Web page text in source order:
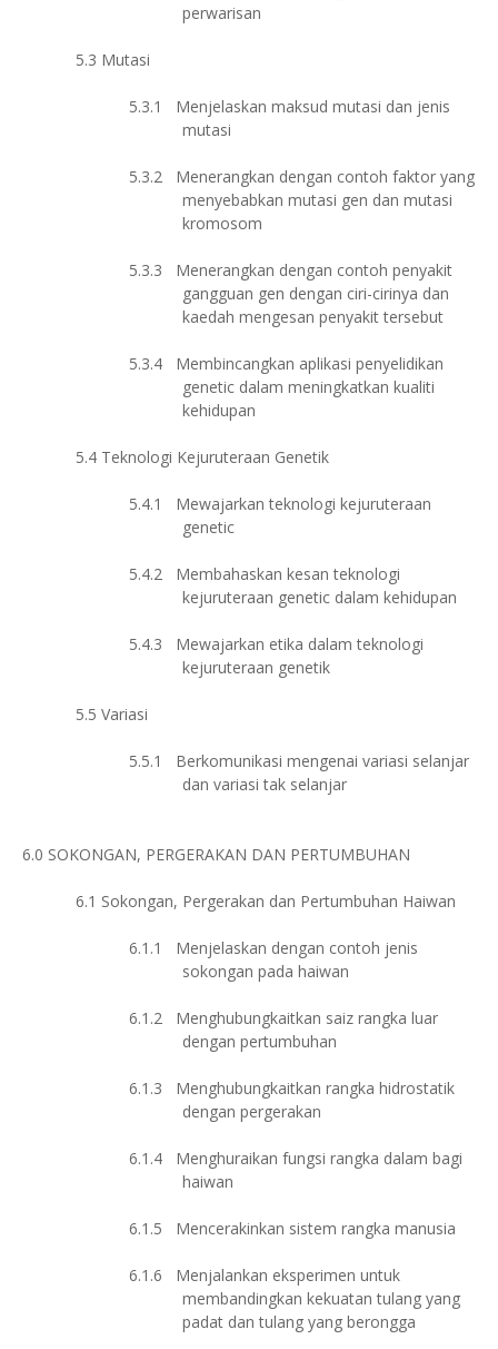
perwarisan
5.3 Mutasi
5.3.1
Menjelaskan maksud mutasi dan jenis
mutasi
5.3.2
Menerangkan dengan contoh faktor yang
menyebabkan mutasi gen dan mutasi
kromosom
5.3.3
Menerangkan dengan contoh penyakit
gangguan gen dengan ciri-cirinya dan
kaedah mengesan penyakit tersebut
5.3.4
Membincangkan aplikasi penyelidikan
genetic dalam meningkatkan kualiti
kehidupan
5.4 Teknologi Kejuruteraan Genetik
5.4.1
Mewajarkan teknologi kejuruteraan
genetic
5.4.2
Membahaskan kesan teknologi
kejuruteraan genetic dalam kehidupan
5.4.3
Mewajarkan etika dalam teknologi
kejuruteraan genetik
5.5 Variasi
5.5.1
Berkomunikasi mengenai variasi selanjar
dan variasi tak selanjar
6.0 SOKONGAN, PERGERAKAN DAN PERTUMBUHAN
6.1 Sokongan, Pergerakan dan Pertumbuhan Haiwan
6.1.1
Menjelaskan dengan contoh jenis
sokongan pada haiwan
6.1.2
Menghubungkaitkan saiz rangka luar
dengan pertumbuhan
6.1.3
Menghubungkaitkan rangka hidrostatik
dengan pergerakan
6.1.4
Menghuraikan fungsi rangka dalam bagi
haiwan
6.1.5 Mencerakinkan sistem rangka manusia
6.1.6
Menjalankan eksperimen untuk
membandingkan kekuatan tulang yang
padat dan tulang yang berongga